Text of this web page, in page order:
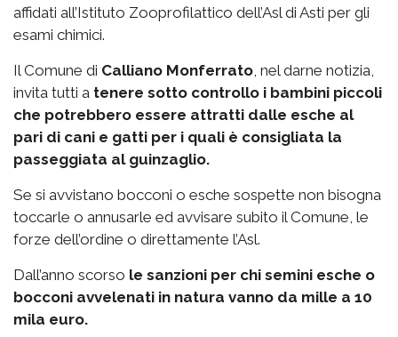
affidati all’Istituto Zooprofilattico dell’Asl di Asti per gli
esami chimici.
Il Comune di Calliano Monferrato , nel darne notizia,
invita tutti a tenere sotto controllo i bambini piccoli
che potrebbero essere attratti dalle esche al
pari di cani e gatti per i quali è consigliata la
passeggiata al guinzaglio.
Se si avvistano bocconi o esche sospette non bisogna
toccarle o annusarle ed avvisare subito il Comune, le
forze dell’ordine o direttamente l’Asl.
Dall’anno scorso le sanzioni per chi semini esche o
bocconi avvelenati in natura vanno da mille a 10
mila euro.